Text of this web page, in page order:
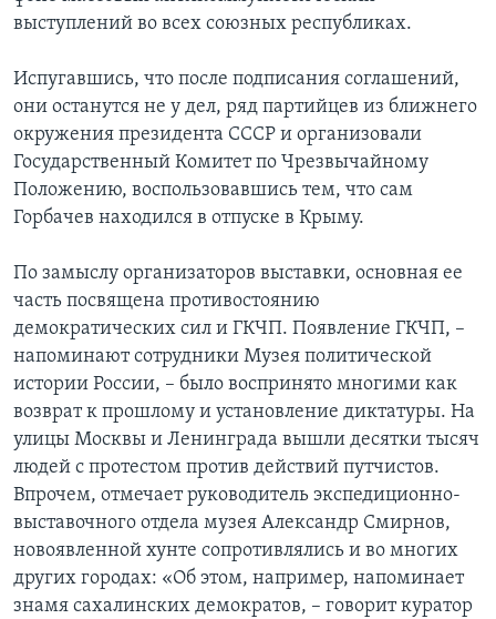
выступлений во всех союзных республиках.
Испугавшись, что после подписания соглашений,
они останутся не у дел, ряд партийцев из ближнего
окружения президента СССР и организовали
Государственный Комитет по Чрезвычайному
Положению, воспользовавшись тем, что сам
Горбачев находился в отпуске в Крыму.
По замыслу организаторов выставки, основная ее
часть посвящена противостоянию
демократических сил и ГКЧП. Появление ГКЧП, –
напоминают сотрудники Музея политической
истории России, – было воспринято многими как
возврат к прошлому и установление диктатуры. На
улицы Москвы и Ленинграда вышли десятки тысяч
людей с протестом против действий путчистов.
Впрочем, отмечает руководитель экспедиционно-
выставочного отдела музея Александр Смирнов,
новоявленной хунте сопротивлялись и во многих
других городах: «Об этом, например, напоминает
знамя сахалинских демократов, – говорит куратор